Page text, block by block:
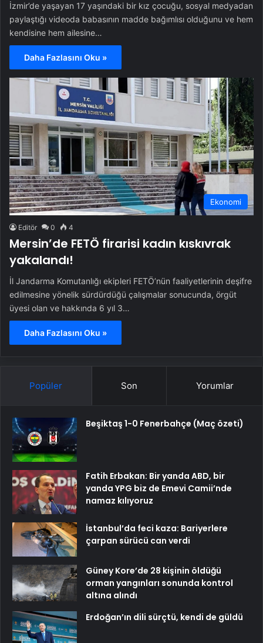
İzmir’de yaşayan 17 yaşındaki bir kız çocuğu, sosyal medyadan
paylaştığı videoda babasının madde bağımlısı olduğunu ve hem
kendisine hem ailesine…
Daha Fazlasını Oku »
Ekonomi
Editör 0 4
Mersin’de FETÖ firarisi kadın kıskıvrak
yakalandı!
İl Jandarma Komutanlığı ekipleri FETÖ’nün faaliyetlerinin deşifre
edilmesine yönelik sürdürdüğü çalışmalar sonucunda, örgüt
üyesi olan ve hakkında 6 yıl 3…
Daha Fazlasını Oku »
Popüler Son Yorumlar
Beşiktaş 1-0 Fenerbahçe (Maç özeti)
Fatih Erbakan: Bir yanda ABD, bir
yanda YPG biz de Emevi Camii’nde
namaz kılıyoruz
İstanbul’da feci kaza: Bariyerlere
çarpan sürücü can verdi
Güney Kore’de 28 kişinin öldüğü
orman yangınları sonunda kontrol
altına alındı
Erdoğan’ın dili sürçtü, kendi de güldü